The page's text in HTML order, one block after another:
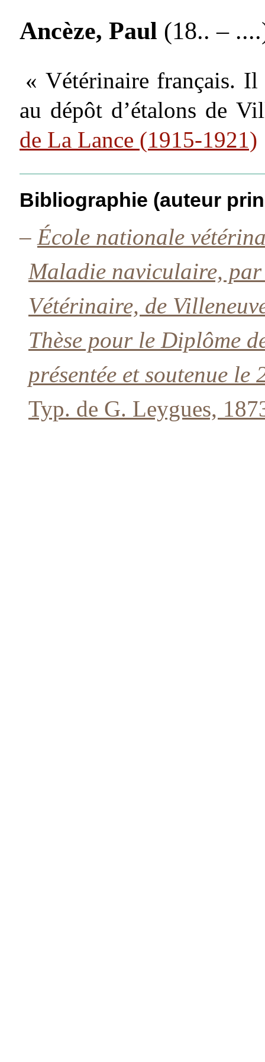
Ancèze, Paul (18.. –
« Vétérinaire français. Il
au dépôt d’étalons de
de La Lance (1915-1921)
Bibliographie (auteur
– École nationale
Maladie naviculaire, par
Vétérinaire, de
Thèse pour le Diplôme
présentée et soutenue
Typ. de G. Leygues,